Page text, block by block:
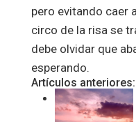
pero evitando caer
circo de la risa se
debe olvidar que
esperando.
Artículos anteriores: